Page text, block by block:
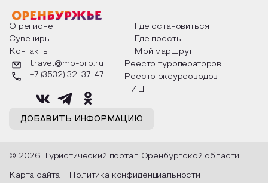
о том, как встречают новый год в
разных уголках страны, какие
обряды совершают на удачу и
благополучие, в чем схожи и
различаются традиции. Кто такой
Дед Мороз и откуда он пришел, как
его называют в разных уголках
страны и как появились елочные
Твардовского и
каждой строчке
восхищение
яркому времени
О регионе
Где остановиться
Сувениры
Где поесть
Контакты
Мой маршрут
ДОБАВИТЬ ИНФОРМАЦИЮ
travel@mb-orb.ru
+7 (3532) 32-37-47
Реестр туроператоров
Реестр эксурсоводов
ТИЦ
© 2026 Туристический портал Оренбургской области
Карта сайта Политика конфиденциальности